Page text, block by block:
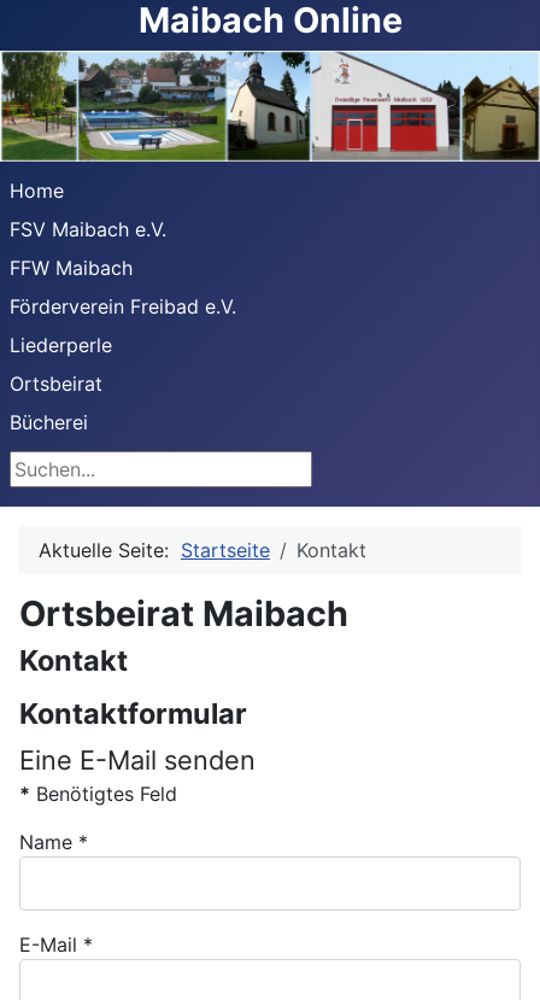
Maibach Online
Home
FSV Maibach e.V.
FFW Maibach
Förderverein Freibad e.V.
Liederperle
Ortsbeirat
Bücherei
Suchen
Aktuelle Seite: Startseite Kontakt
Ortsbeirat Maibach
Kontakt
Kontaktformular
Eine E-Mail senden
* Benötigtes Feld
Name *
E-Mail *